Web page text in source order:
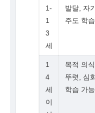
1-
1
3
세
발달, 자
주도 학습
1
4
세
이
목적 의식
뚜렷, 심
학습 가능